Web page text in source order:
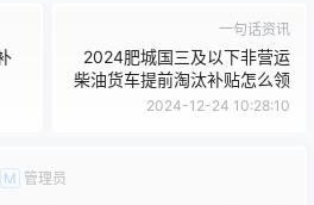
一句话资讯
2024肥城国三及以下非营运
柴油货车提前淘汰补贴怎么领
2024-12-24 10:28:10
M 管理员